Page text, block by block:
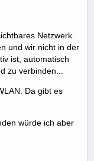
Netzwerk.
und wir nicht in der
ist, automatisch
zu verbinden...
Da gibt es
würde ich aber